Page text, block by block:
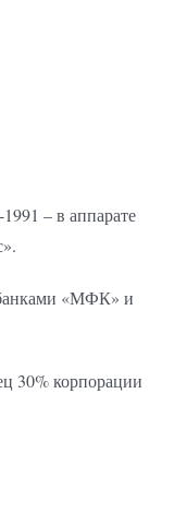
– в аппарате
«МФК» и
30% корпорации